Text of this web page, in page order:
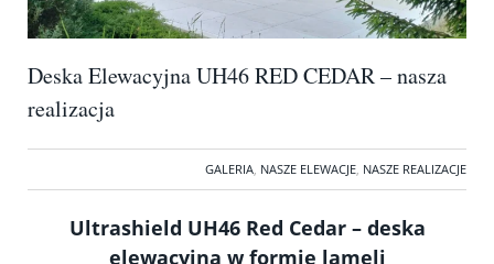
Deska Elewacyjna UH46 RED CEDAR – nasza
realizacja
GALERIA NASZE ELEWACJE NASZE REALIZACJE
Ultrashield UH46 Red Cedar – deska
elewacyjna w formie lameli